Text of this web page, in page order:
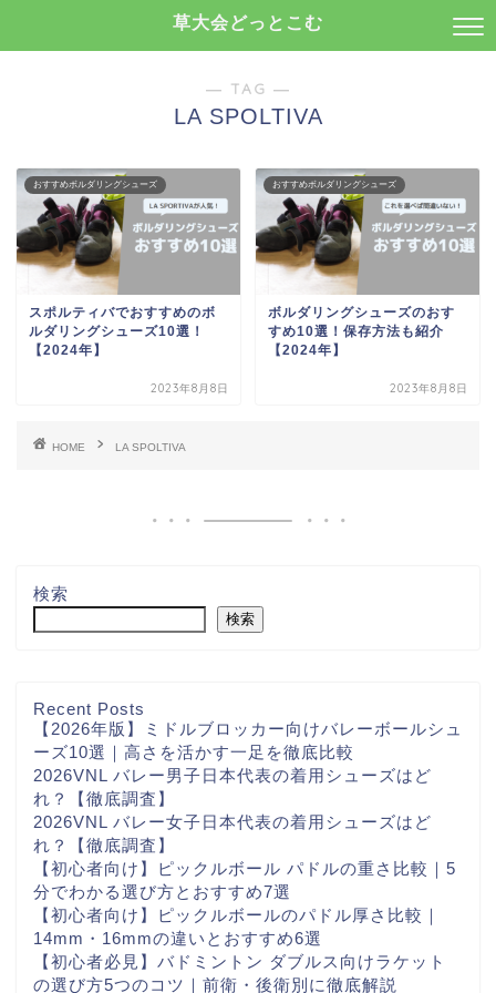
草大会どっとこむ
― TAG ―
LA SPOLTIVA
おすすめボルダリングシューズ
スポルティバでおすすめのボ
ルダリングシューズ10選！
【2024年】
2023年8月8日
おすすめボルダリングシューズ
ボルダリングシューズのおす
すめ10選！保存方法も紹介
【2024年】
2023年8月8日
HOME LA SPOLTIVA
検索
検索
Recent Posts
【2026年版】ミドルブロッカー向けバレーボールシュ
ーズ10選｜高さを活かす一足を徹底比較
2026VNL バレー男子日本代表の着用シューズはど
れ？【徹底調査】
2026VNL バレー女子日本代表の着用シューズはど
れ？【徹底調査】
【初心者向け】ピックルボール パドルの重さ比較｜5
分でわかる選び方とおすすめ7選
【初心者向け】ピックルボールのパドル厚さ比較｜
14mm・16mmの違いとおすすめ6選
【初心者必見】バドミントン ダブルス向けラケット
の選び方5つのコツ｜前衛・後衛別に徹底解説